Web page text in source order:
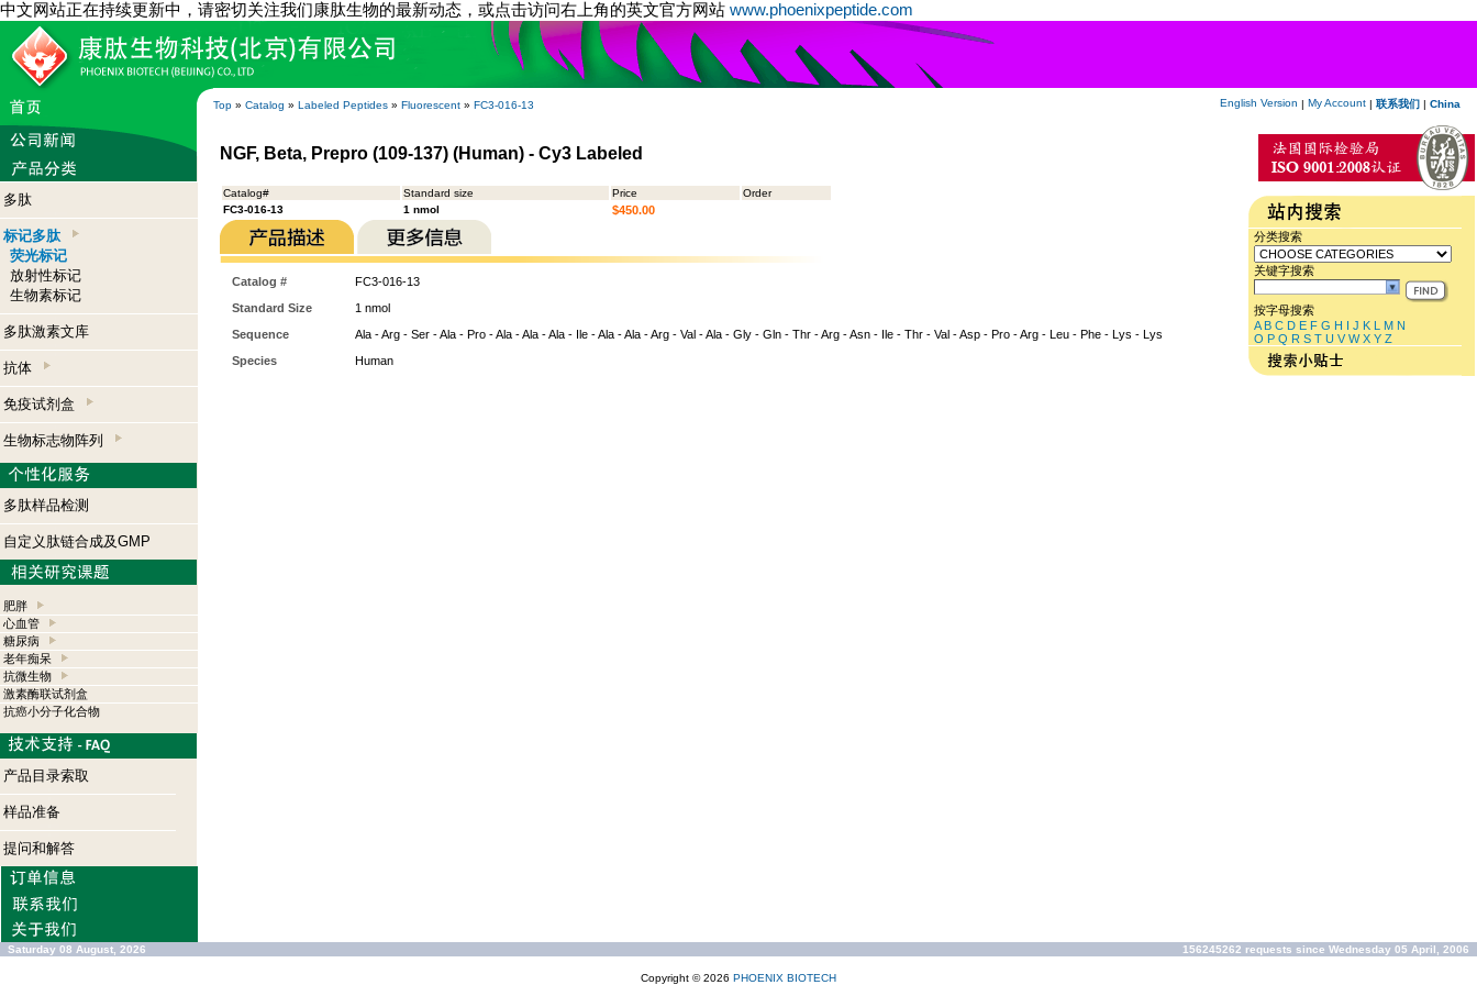
中文网站正在持续更新中，请密切关注我们康肽生物的最新动态，或点击访问右上角的英文官方网站 www.phoenixpeptide.com
Top » Catalog » Labeled Peptides » Fluorescent » FC3-016-13 English Version | My Account | 联系我们 | China
多肽
标记多肽
荧光标记
放射性标记
生物素标记
多肽激素文库
抗体
免疫试剂盒
生物标志物阵列
多肽样品检测
自定义肽链合成及GMP
肥胖
心血管
糖尿病
老年痴呆
抗微生物
激素酶联试剂盒
抗癌小分子化合物
产品目录索取
样品准备
提问和解答
NGF, Beta, Prepro (109-137) (Human) - Cy3 Labeled
Catalog# Standard size Price
Order
FC3-016-13
1 nmol $450.00
Catalog #
FC3-016-13
Standard Size
1 nmol
Sequence
Ala - Arg - Ser - Ala - Pro - Ala - Ala - Ala - Ile - Ala - Ala - Arg - Val - Ala - Gly - Gln - Thr - Arg - Asn - Ile - Thr - Val - Asp - Pro - Arg - Leu - Phe - Lys - Lys
Species
Human
分类搜索
关键字搜索
按字母搜索
A B C D E F G H I J K L M N
O P Q R S T U V W X Y Z
Saturday 08 August, 2026 156245262 requests since Wednesday 05 April, 2006
Copyright © 2026 PHOENIX BIOTECH